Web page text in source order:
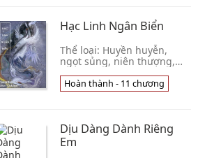
Hạc Linh Ngân Biển
Thể loại: Huyền huyễn,
ngọt sủng, niên thượng,
thân tình duyên, đoản văn,
1vs1 Bản gốc: Hoàn 8
Hoàn thành - 11 chương
Dịu Dàng Dành Riêng
Em